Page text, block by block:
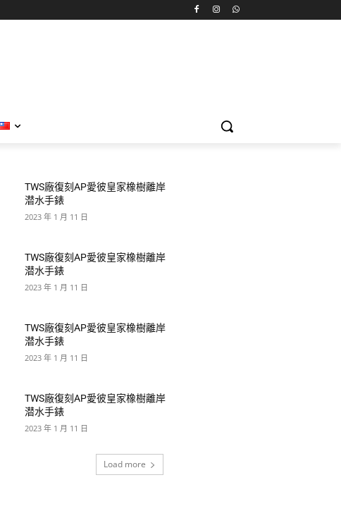
TWS廠復刻AP愛彼皇家橡樹離岸
潜水手錶
2023 年 1 月 11 日
TWS廠復刻AP愛彼皇家橡樹離岸
潜水手錶
2023 年 1 月 11 日
TWS廠復刻AP愛彼皇家橡樹離岸
潜水手錶
2023 年 1 月 11 日
TWS廠復刻AP愛彼皇家橡樹離岸
潜水手錶
2023 年 1 月 11 日
Load more